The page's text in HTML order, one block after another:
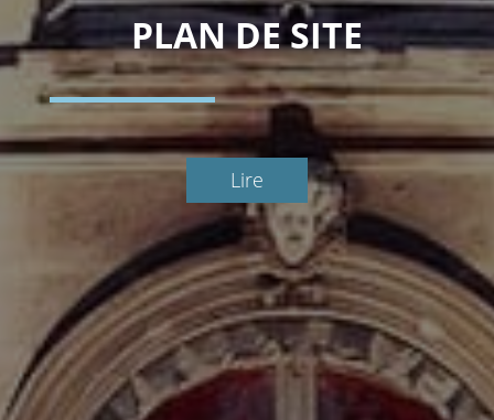
PLAN DE SITE
Lire